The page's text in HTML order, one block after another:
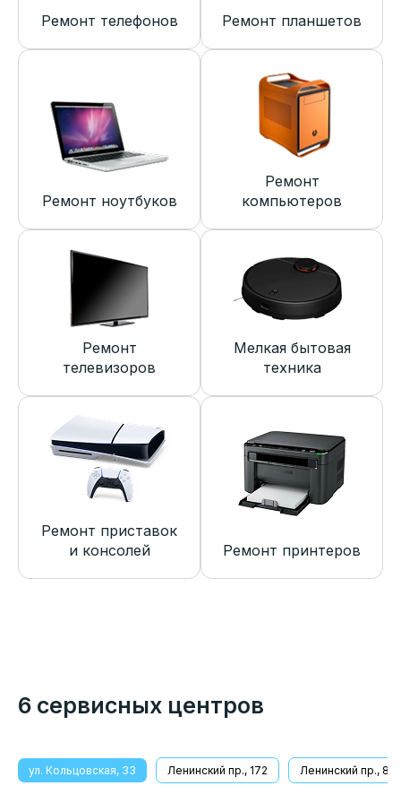
Ремонт телефонов Ремонт планшетов
Ремонт ноутбуков
Ремонт
компьютеров
Ремонт
телевизоров
Мелкая бытовая
техника
Ремонт приставок
и консолей
Ремонт принтеров
6 сервисных центров
ул. Кольцовская, 33 Ленинский пр., 172 Ленинский пр., 8/1